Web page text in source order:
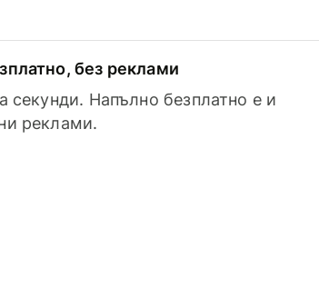
без реклами
секунди. Напълно безплатно е и
реклами.